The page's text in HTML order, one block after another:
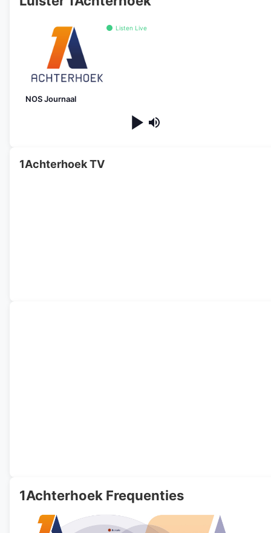
Listen Live
NOS Journaal
1Achterhoek TV
1Achterhoek Frequenties